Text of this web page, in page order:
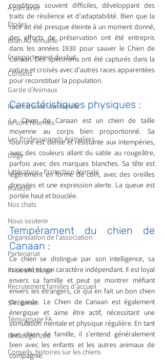
À parrainer
Étoiles
Bilan AG Annuelle
Comportement du chat
Conseils
Garde d’Animaux
Ils ont trouvé une famille
Ils sont réservés
Les Professionnels Animaliers
Litige
Littérature - Protection Animale
Maladie
Nos chats
Nous soutenir
Organisation de l'association
Partenariat
Prise en charge
Recrutement familles d'accueil
S'informer
Témoignage FA
Uncategorized
Conseils, histoires sur les chiens
conditions souvent difficiles, développant des
traits de résilience et d'adaptabilité. Bien que la
race ait été presque éteinte à un moment donné,
des efforts de préservation ont été entrepris
dans les années 1930 pour sauver le Chien de
Canaan. Des spécimens ont été capturés dans la
nature et croisés avec d'autres races apparentées
pour reconstituer la population.
Caractéristiques physiques :
Le Chien de Canaan est un chien de taille
moyenne au corps bien proportionné. Sa
fourrure est dense et résistante aux intempéries,
avec des couleurs allant du sable au rougeâtre,
parfois avec des marques blanches. Sa tête est
légèrement en forme de coin, avec des oreilles
dressées et une expression alerte. La queue est
portée haut et bouclée.
Tempérament du chien de
Canaan :
Ce chien se distingue par son intelligence, sa
curiosité et son caractère indépendant. Il est loyal
envers sa famille et peut se montrer méfiant
envers les étrangers, ce qui en fait un bon chien
de garde. Le Chien de Canaan est également
énergique et aime être actif, nécessitant une
stimulation mentale et physique régulière. En tant
que chien de famille, il s'entend généralement
bien avec les enfants et les autres animaux de
compagnie.